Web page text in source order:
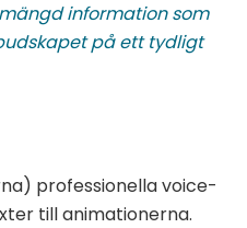
information som
på ett tydligt
professionella voice-
till animationerna.